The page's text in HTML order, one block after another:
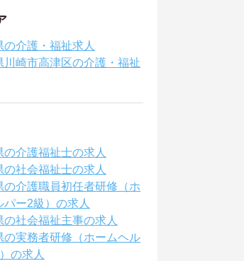
の介護・福祉求人
川崎市高津区の介護・福祉
の介護福祉士の求人
の社会福祉士の求人
の介護職員初任者研修（ホ
パー2級）の求人
の社会福祉主事の求人
の実務者研修（ホームヘル
の求人